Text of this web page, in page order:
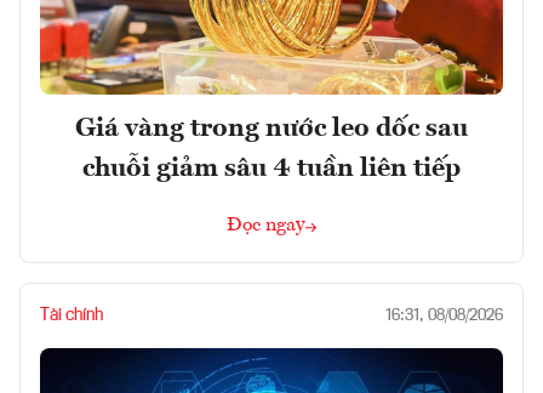
Giá vàng trong nước leo dốc sau
chuỗi giảm sâu 4 tuần liên tiếp
Đọc ngay
Tài chính 16:31, 08/08/2026